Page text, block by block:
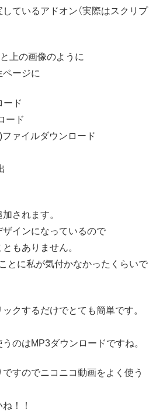
ているアドオン（実際はスクリプ
上の画像のように
ージに
ード
ード
ファイルダウンロード
されます。
インになっているので
もありません。
とに私が気付かなかったくらいで
クするだけでとても簡単です。
のはMP3ダウンロードですね。
すのでニコニコ動画をよく使う
！！